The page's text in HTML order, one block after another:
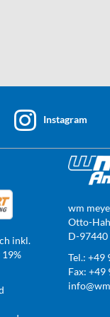
Instagram
inkl.
wm
Otto-
D-
Tel.: +49
Fax: +49